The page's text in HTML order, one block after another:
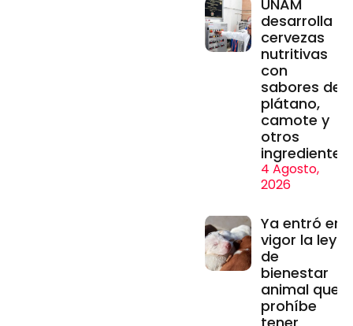
UNAM
desarrolla
cervezas
nutritivas
con
sabores de
plátano,
camote y
otros
ingredientes
4 Agosto,
2026
Ya entró en
vigor la ley
de
bienestar
animal que
prohíbe